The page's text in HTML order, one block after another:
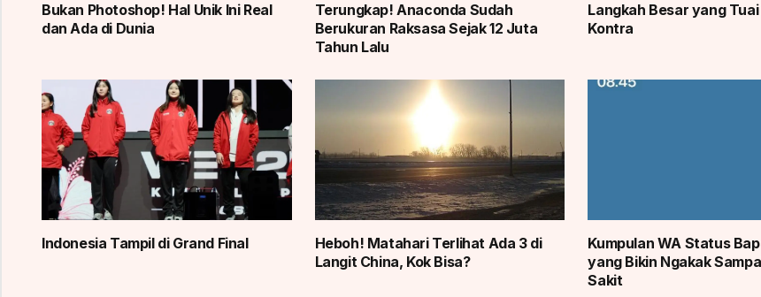
Bukan Photoshop! Hal Unik Ini Real
dan Ada di Dunia
Terungkap! Anaconda Sudah
Berukuran Raksasa Sejak 12 Juta
Tahun Lalu
Langkah Besar yang Tuai
Kontra
Indonesia Tampil di Grand Final
Heboh! Matahari Terlihat Ada 3 di
Langit China, Kok Bisa?
Kumpulan WA Status
yang Bikin Ngakak
Sakit